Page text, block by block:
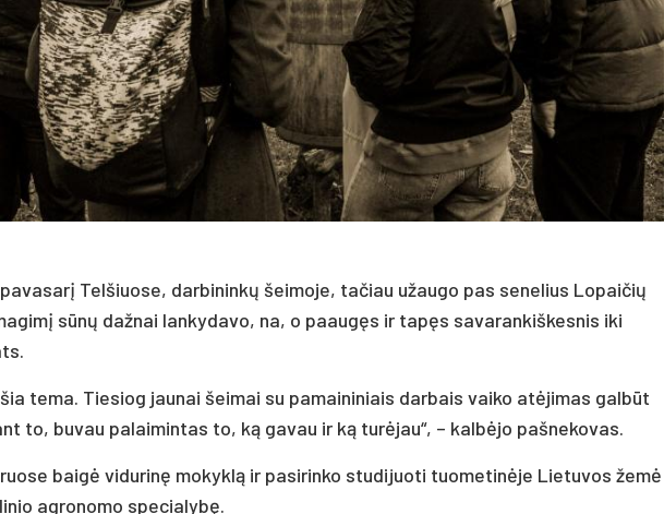
Telšiuose, darbininkų šeimoje, tačiau užaugo pas senelius Lopaičių
sūnų dažnai lankydavo, na, o paaugęs ir tapęs savarankiškesnis iki
tema. Tiesiog jaunai šeimai su pamaininiais darbais vaiko atėjimas galbūt
to, buvau palaimintas to, ką gavau ir ką turėjau“, – kalbėjo pašnekovas.
baigė vidurinę mokyklą ir pasirinko studijuoti tuometinėje Lietuvos žemė
agronomo specialybę.